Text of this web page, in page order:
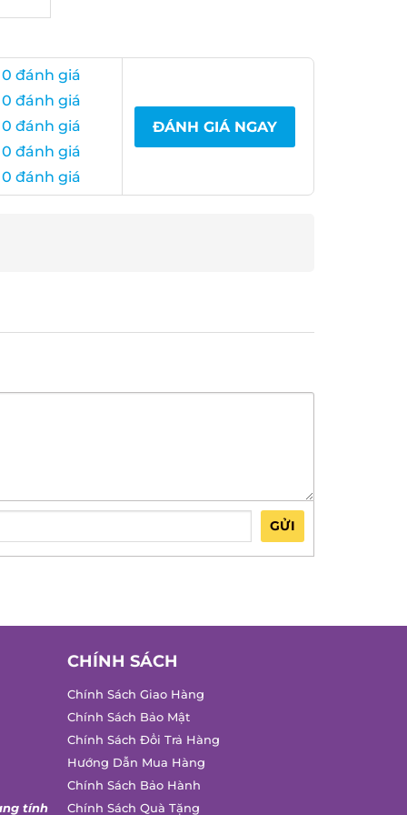
đánh giá
đánh giá
đánh giá
đánh giá
đánh giá
ĐÁNH GIÁ NGAY
GỬI
tính
CHÍNH SÁCH
Chính Sách Giao Hàng
Chính Sách Bảo Mật
Chính Sách Đổi Trả Hàng
Hướng Dẫn Mua Hàng
Chính Sách Bảo Hành
Chính Sách Quà Tặng